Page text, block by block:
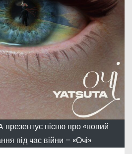
презентує пісню про «новий
під час війни – «Очі»